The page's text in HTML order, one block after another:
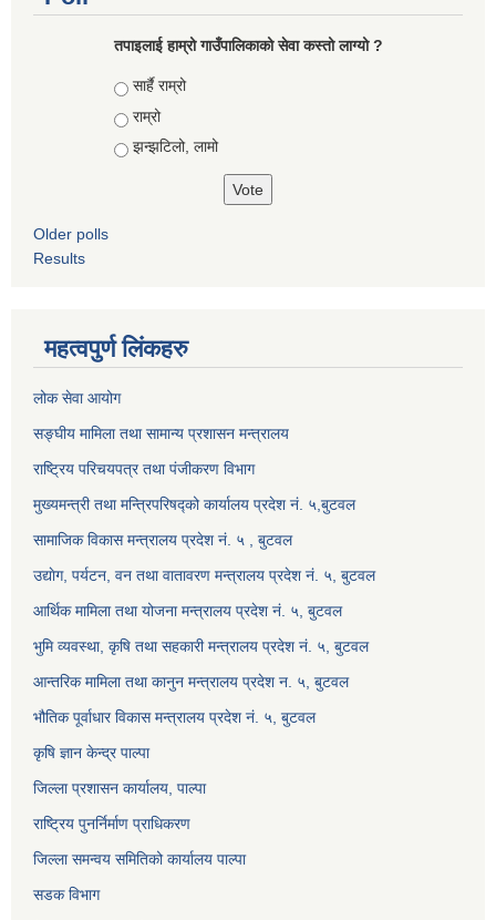
तपाइलाई हाम्रो गाउँपालिकाको सेवा कस्तो लाग्यो ?
Choices
सार्है राम्रो
राम्रो
झन्झटिलो, लामो
Older polls
Results
महत्वपुर्ण लिंकहरु
लोक सेवा आयोग
सङ्घीय मामिला तथा सामान्य प्रशासन मन्त्रालय
राष्ट्रिय परिचयपत्र तथा पंजीकरण विभाग
मुख्यमन्त्री तथा मन्त्रिपरिषद्को कार्यालय प्रदेश नं. ५,बुटवल
सामाजिक विकास मन्त्रालय प्रदेश नं. ५ , बुटवल
उद्याेग, पर्यटन, वन तथा वातावरण मन्त्रालय प्रदेश नं. ५, बुटवल
आर्थिक मामिला तथा योजना मन्त्रालय प्रदेश नं. ५, बुटवल
भुमि व्यवस्था, कृषि तथा सहकारी मन्त्रालय प्रदेश नं. ५, बुटवल
आन्तरिक मामिला तथा कानुन मन्त्रालय प्रदेश न. ५, बुटवल
भौतिक पूर्वाधार विकास मन्त्रालय प्रदेश नं. ५, बुटवल
कृषि ज्ञान केन्द्र पाल्पा
जिल्ला प्रशासन कार्यालय, पाल्पा
राष्ट्रिय पुनर्निर्माण प्राधिकरण
जिल्ला समन्वय समितिको कार्यालय पाल्पा
सडक विभाग